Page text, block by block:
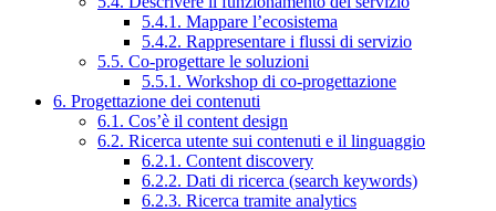
5.4.1. Mappare l’ecosistema
5.4.2. Rappresentare i flussi di servizio
5.5. Co-progettare le soluzioni
5.5.1. Workshop di co-progettazione
6. Progettazione dei contenuti
6.1. Cos’è il content design
6.2. Ricerca utente sui contenuti e il linguaggio
6.2.1. Content discovery
6.2.2. Dati di ricerca (search keywords)
6.2.3. Ricerca tramite analytics